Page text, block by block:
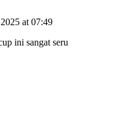
at 07:49
ini sangat seru